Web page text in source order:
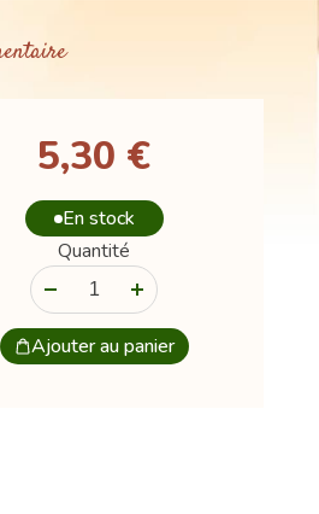
5,30 €
En stock
Quantité
Ajouter au panier